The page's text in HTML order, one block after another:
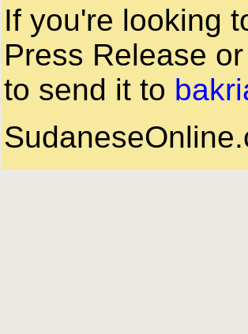
If you're looking
Press Release
to send it to